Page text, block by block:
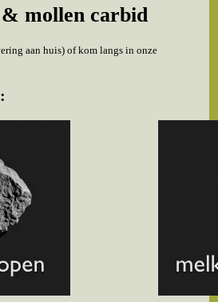
& mollen carbid
aan huis) of kom langs in onze